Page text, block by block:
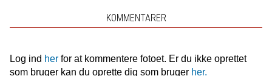
KOMMENTARER
Log ind herfor at kommentere fotoet. Er du ikke oprettet
som bruger kan du oprette dig som bruger her.